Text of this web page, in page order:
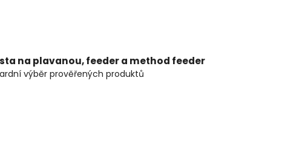
na plavanou, feeder a method feeder
výběr prověřených produktů